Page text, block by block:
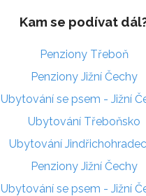
Kam se podívat
Penziony Třeboň
Penziony Jižní Čechy
Ubytování se psem - Jižní
Ubytování Třeboňsko
Ubytování
Penziony Jižní Čechy
Ubytování se psem - Jižní